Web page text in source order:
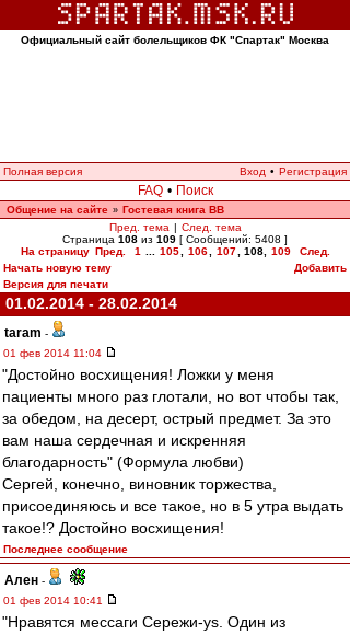
Официальный сайт болельщиков ФК "Спартак" Москва
Полная версия Вход • Регистрация
FAQ • Поиск
Общение на сайте » Гостевая книга ВВ
Пред. тема | След. тема
Страница 108 из 109 [ Сообщений: 5408 ]
На страницу Пред. 1 105 106 107 108, 109
След.
Начать новую тему
Добавить
Версия для печати
01.02.2014 - 28.02.2014
taram -
01 фев 2014 11:04
"Достойно восхищения! Ложки у меня
пациенты много раз глотали, но вот чтобы так,
за обедом, на десерт, острый предмет. За это
вам наша сердечная и искренняя
благодарность" (Формула любви)
Сергей, конечно, виновник торжества,
присоединяюсь и все такое, но в 5 утра выдать
такое!? Достойно восхищения!
Последнее сообщение
Ален -
01 фев 2014 10:41
"Нравятся мессаги Сережи-ys. Один из